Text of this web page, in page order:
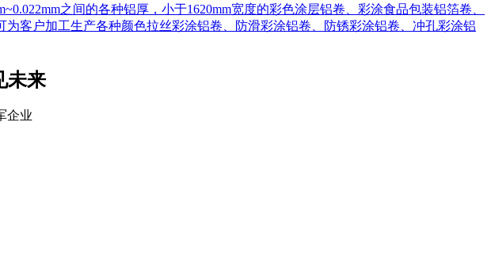
之间的各种铝厚，小于1620mm宽度的彩色涂层铝卷、彩涂食品包装铝箔卷、
客户加工生产各种颜色拉丝彩涂铝卷、防滑彩涂铝卷、防锈彩涂铝卷、冲孔彩涂铝
未来
企业